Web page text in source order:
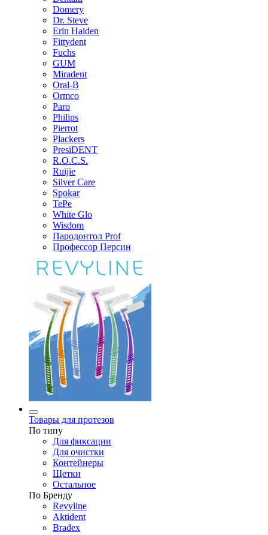
Domery
Dr. Steve
Erin Haiden
Fittydent
Fuchs
GUM
Miradent
Oral-B
Ormco
Paro
Philips
Pierrot
Plackers
PresiDENT
R.O.C.S.
Ruijie
Silver Care
Spokar
TePe
White Glo
Wisdom
Пародонтол Prof
Профессор Персин
Товары для протезов
По типу
Для фиксации
Для очистки
Контейнеры
Щетки
Остальное
По Бренду
Revyline
Aktident
Bradex